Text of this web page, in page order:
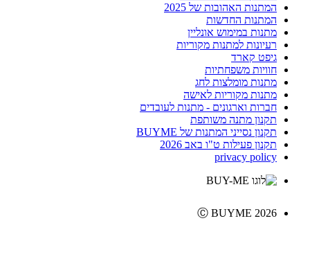
המתנות האהובות של 2025
המתנות החדשות
מתנות במימוש אונליין
רעיונות למתנות מקוריות
גיפט קארד
חוויות משפחתיות
מתנות מומלצות לחג
מתנות מקוריות לאישה
חברות וארגונים - מתנות לעובדים
תקנון מתנה משותפת
תקנון נסייני המתנות של BUYME
תקנון פעילות ט"ו באב 2026
privacy policy
Ⓒ BUYME 2026